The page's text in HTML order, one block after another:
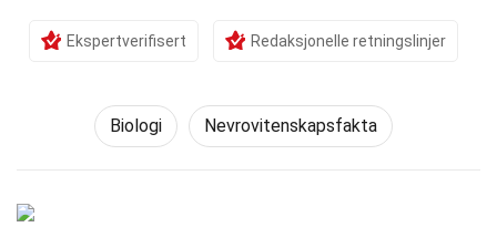
Ekspertverifisert Redaksjonelle retningslinjer
Biologi Nevrovitenskapsfakta